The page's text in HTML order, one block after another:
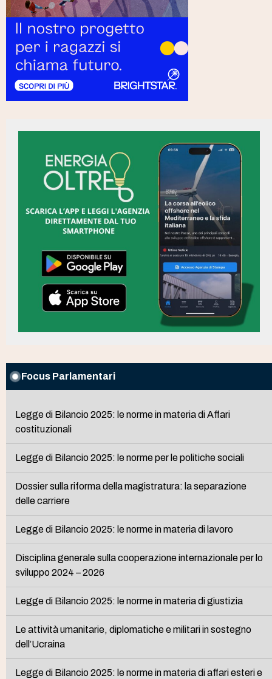
Focus Parlamentari
Legge di Bilancio 2025: le norme in materia di Affari
costituzionali
Legge di Bilancio 2025: le norme per le politiche sociali
Dossier sulla riforma della magistratura: la separazione
delle carriere
Legge di Bilancio 2025: le norme in materia di lavoro
Disciplina generale sulla cooperazione internazionale per lo
sviluppo 2024 – 2026
Legge di Bilancio 2025: le norme in materia di giustizia
Le attività umanitarie, diplomatiche e militari in sostegno
dell’Ucraina
Legge di Bilancio 2025: le norme in materia di affari esteri e